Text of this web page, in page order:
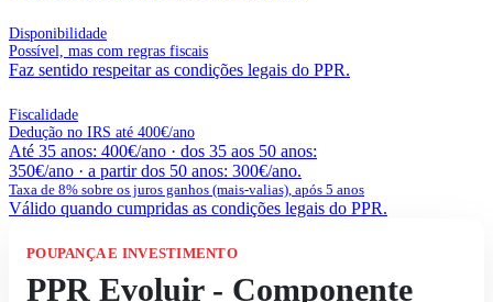
Disponibilidade
Possível, mas com regras fiscais
Faz sentido respeitar as condições legais do PPR.
Fiscalidade
Dedução no IRS até 400€/ano
Até 35 anos: 400€/ano · dos 35 aos 50 anos:
350€/ano · a partir dos 50 anos: 300€/ano.
Taxa de 8% sobre os juros ganhos (mais-valias), após 5 anos
Válido quando cumpridas as condições legais do PPR.
POUPANÇA E INVESTIMENTO
PPR Evoluir - Componente